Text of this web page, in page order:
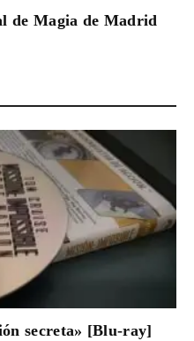
de Magia de Madrid
secreta» [Blu-ray]